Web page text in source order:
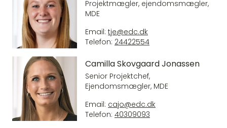
Projektmægler, ejendomsmægler,
MDE
Email: tje@edc.dk
Telefon: 24422554
Camilla Skovgaard Jonassen
Senior Projektchef,
Ejendomsmægler, MDE
Email: cajo@edc.dk
Telefon: 40309093